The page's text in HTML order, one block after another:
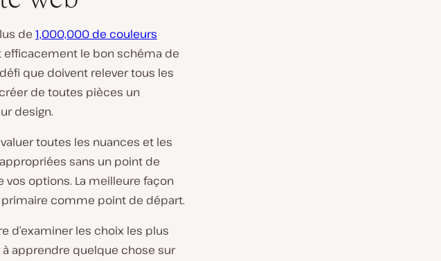
de 1,000,000 de couleurs
le bon schéma de
que doivent relever tous les
de toutes pièces un
design.
toutes les nuances et les
sans un point de
options. La meilleure façon
comme point de départ.
d’examiner les choix les plus
apprendre quelque chose sur